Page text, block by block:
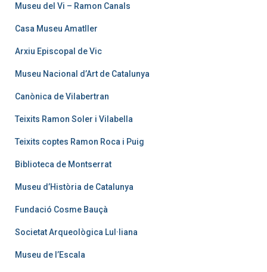
Museu del Vi – Ramon Canals
Casa Museu Amatller
Arxiu Episcopal de Vic
Museu Nacional d’Art de Catalunya
Canònica de Vilabertran
Teixits Ramon Soler i Vilabella
Teixits coptes Ramon Roca i Puig
Biblioteca de Montserrat
Museu d’Història de Catalunya
Fundació Cosme Bauçà
Societat Arqueològica Lul·liana
Museu de l’Escala